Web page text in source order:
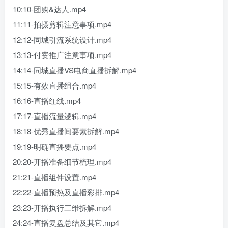
10:10-团购&达人.mp4
11:11-拍摄剪辑注意事项.mp4
12:12-同城引流系统设计.mp4
13:13-付费推广注意事项.mp4
14:14-同城直播VS电商直播拆解.mp4
15:15-有效直播组合.mp4
16:16-直播红线.mp4
17:17-直播流量逻辑.mp4
18:18-优秀直播间要素拆解.mp4
19:19-明确直播要点.mp4
20:20-开播准备细节梳理.mp4
21:21-直播组件设置.mp4
22:22-直播预热及直播彩排.mp4
23:23-开播执行三维拆解.mp4
24:24-直播复盘总结及其它.mp4